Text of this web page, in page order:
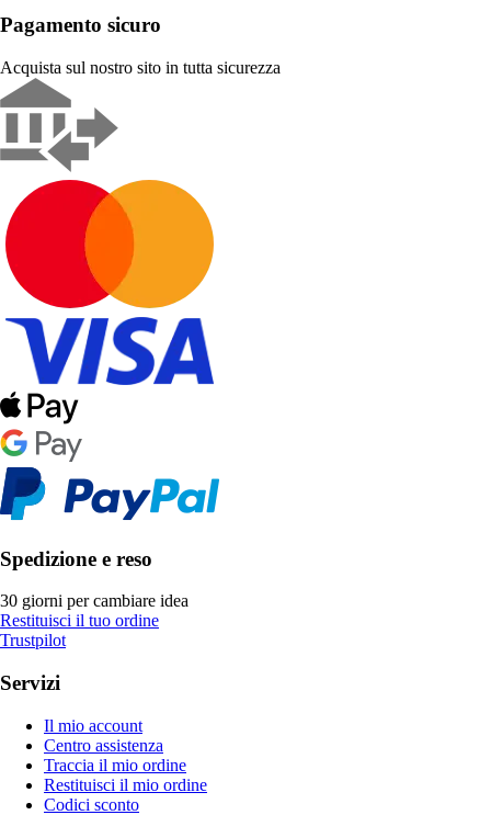
Pagamento sicuro
Acquista sul nostro sito in tutta sicurezza
Spedizione e reso
30 giorni per cambiare idea
Restituisci il tuo ordine
Trustpilot
Servizi
Il mio account
Centro assistenza
Traccia il mio ordine
Restituisci il mio ordine
Codici sconto